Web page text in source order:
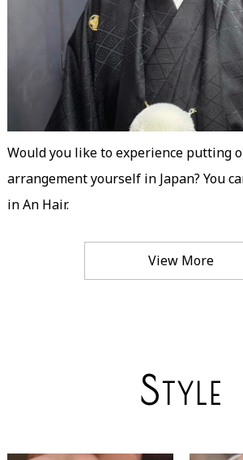
Would you like to experience putting
arrangement yourself in Japan? You
in An Hair.
View More
STYLE